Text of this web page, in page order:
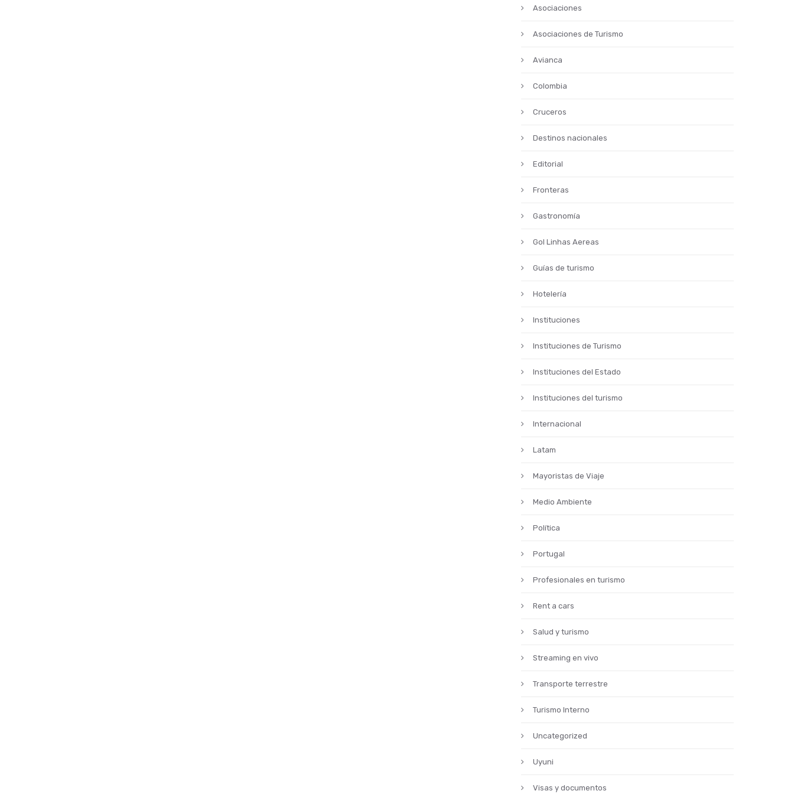
Asociaciones
Asociaciones de Turismo
Avianca
Colombia
Cruceros
Destinos nacionales
Editorial
Fronteras
Gastronomía
Gol Linhas Aereas
Guías de turismo
Hotelería
Instituciones
Instituciones de Turismo
Instituciones del Estado
Instituciones del turismo
Internacional
Latam
Mayoristas de Viaje
Medio Ambiente
Política
Portugal
Profesionales en turismo
Rent a cars
Salud y turismo
Streaming en vivo
Transporte terrestre
Turismo Interno
Uncategorized
Uyuni
Visas y documentos